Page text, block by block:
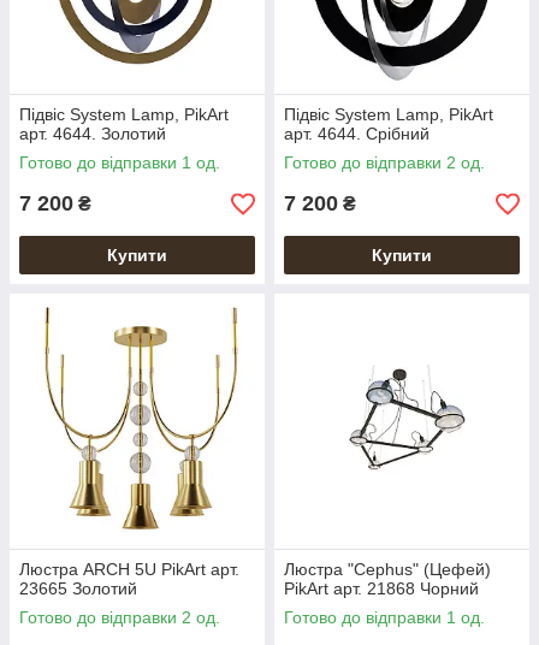
Підвіс System Lamp, PikArt
арт. 4644. Золотий
Готово до відправки 1 од.
7 200 ₴
Купити
Підвіс System Lamp, PikArt
арт. 4644. Срібний
Готово до відправки 2 од.
7 200 ₴
Купити
Люстра ARCH 5U PikArt арт.
23665 Золотий
Готово до відправки 2 од.
Люстра "Cephus" (Цефей)
PikArt арт. 21868 Чорний
Готово до відправки 1 од.